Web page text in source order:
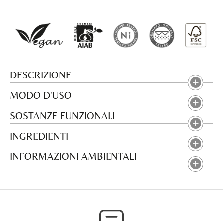
DESCRIZIONE
MODO D'USO
SOSTANZE FUNZIONALI
INGREDIENTI
INFORMAZIONI AMBIENTALI